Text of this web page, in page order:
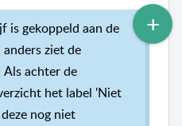
is gekoppeld aan de
ziet de
Als achter de
het label 'Niet
nog niet